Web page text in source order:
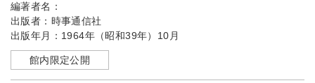
編著者名：
出版者： 時事通信社
出版年月： 1964年（昭和39年）10月
館内限定公開